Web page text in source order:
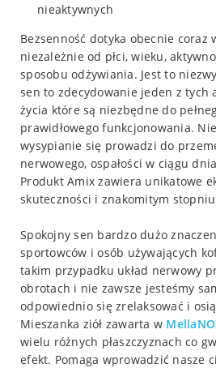
nieaktywnych
Bezsenność dotyka obecnie coraz
niezależnie od płci, wieku,
sposobu odżywiania. Jest to
sen to zdecydowanie jeden z tych
życia które są niezbędne do
prawidłowego funkcjonowania.
wysypianie się prowadzi do
nerwowego, ospałości w ciągu
Produkt Amix zawiera unikatowe
skuteczności i znakomitym
Spokojny sen bardzo dużo
sportowców i osób używających
takim przypadku układ nerwowy
obrotach i nie zawsze jesteśmy
odpowiednio się zrelaksować i
Mieszanka ziół zawarta w
wielu różnych płaszczyznach co
efekt. Pomaga wprowadzić nasze